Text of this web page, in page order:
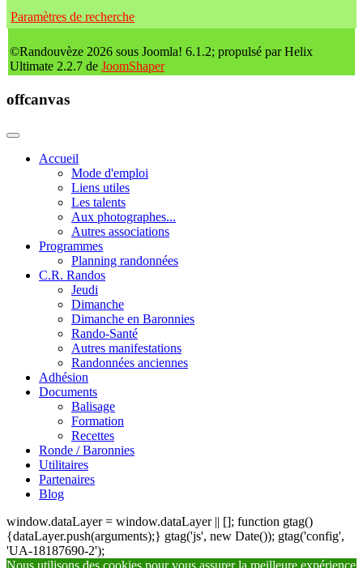
Paramètres de recherche
©Randouvèze 2026 sous Joomla! 6.1.2; propulsé par Helix
Ultimate 2.2.7 de JoomShaper
offcanvas
Accueil
Mode d'emploi
Liens utiles
Les talents
Aux photographes...
Autres associations
Programmes
Planning randonnées
C.R. Randos
Jeudi
Dimanche
Dimanche en Baronnies
Rando-Santé
Autres manifestations
Randonnées anciennes
Adhésion
Documents
Balisage
Formation
Recettes
Ronde / Baronnies
Utilitaires
Partenaires
Blog
window.dataLayer = window.dataLayer || []; function gtag()
{dataLayer.push(arguments);} gtag('js', new Date()); gtag('config',
'UA-18187690-2');
Nous utilisons des cookies pour vous assurer la meilleure expérience